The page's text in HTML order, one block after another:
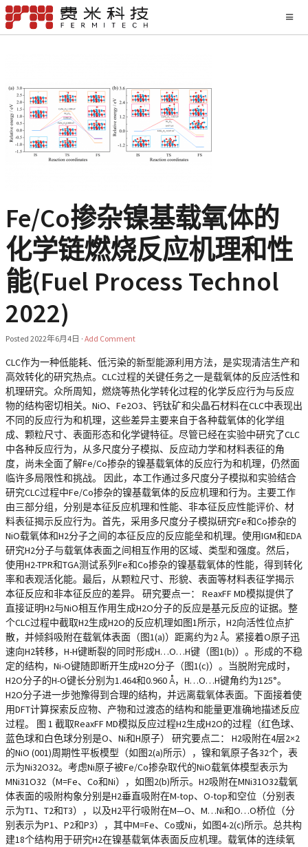
Fe/Co掺杂镍基载氧体的
化学链燃烧反应机理和性
能(Fuel Process Technol
2022)
Posted 2022年6月4日 · Add Comment
CLC作为一种低能耗、低污染的新型能源利用方法，是实现清洁生产和
高效转化的研究热点。CLC过程的关键任务之一是载氧体的反应活性和
机理研究。众所周知，燃烧等热化学转化过程的化学反应行为与反应
物的结构密切相关。NiO、Fe2O3、钙钛矿和尖晶石材料在CLC中表现出
不同的反应行为和机理，这些差异主要来自于各种载氧体的化学组
成、颗粒尺寸、表面形态和化学键特征。尽管已经在实验中研究了CLC
中各种反应行为，从多尺度分子模拟、反应动力学和材料表征的角
度，尚未全面了解Fe/Co掺杂的镍基载氧体的反应行为和机理，仍然面
临许多局限性和挑战。 因此，本工作通过多尺度分子模拟和实验结合
研究CLC过程中Fe/Co掺杂的镍基载氧体的反应机理和行为。主要工作
由三部分组，分别是本征反应机理和性能、非本征反应性能评价、材
料表征揭示反应行为。首先，采用多尺度分子模拟研究Fe和Co掺杂的
NiO载氧体和H2分子之间的本征反应的反应能垒和机理。使用IGM和EDA
研究H2分子与载氧体表面之间相互作用的区域、类型和强度。然后，
使用H2-TPR和TGA测试系列Fe和Co掺杂的镍基载氧体的性能，得到转化
率和表观活化能。最后，从颗粒尺寸、形貌、表面等材料表征学揭示
本征反应和非本征反应的差异。 研究要点一： ReaxFF MD模拟提供了
直接证明H2与NiO相互作用生成H2O分子的反应是基元反应的证据。整
个CLC过程中截取H2生成H2O的反应机理如图1所示，H2向活性位点扩
散，并倾斜吸附在载氧体表面（图1(a)）距离约为2 Å。紧接着O原子迅
速向H2转移，H-H键断裂的同时形成H…O…H键（图1(b)）。形成的不稳
定的结构，Ni-O键随即断开生成H2O分子（图1(c)）。当脱附完成时，
H2O分子的H-O键长分别为1.464和0.960 Å，H…O…H键角约为125°。
H2O分子进一步弛豫得到合理的结构，并远离载氧体表面。下面接着使
用DFT计算探索反应物、产物和过渡态的结构和能量更准确地描述反应
过程。 图 1 截取ReaxFF MD模拟反应过程H2生成H2O的过程（红色球、
蓝色球和白色球分别是O、Ni和H原子） 研究要点二： H2吸附在4层2×2
的NiO (001)周期性平板模型（如图2(a)所示），镍和氧原子各32个，表
示为Ni32O32。考虑Ni原子被Fe/Co掺杂取代的NiO载氧体模型表示为
MNi31O32（M=Fe、Co和Ni），如图2(b)所示。H2吸附在MNi31O32载氧
体表面的吸附构象分别是H2垂直吸附在M-top、O-top和空位（分别表
示为T1、T2和T3），以及H2平行吸附在M—O、M…Ni和O…O桥位（分
别表示为P1、P2和P3），其中M=Fe、Co或Ni，如图4-2(c)所示。总共构
建18个结构用于研究H2在镍基载氧体表面反应机理。载氧体的连续氧